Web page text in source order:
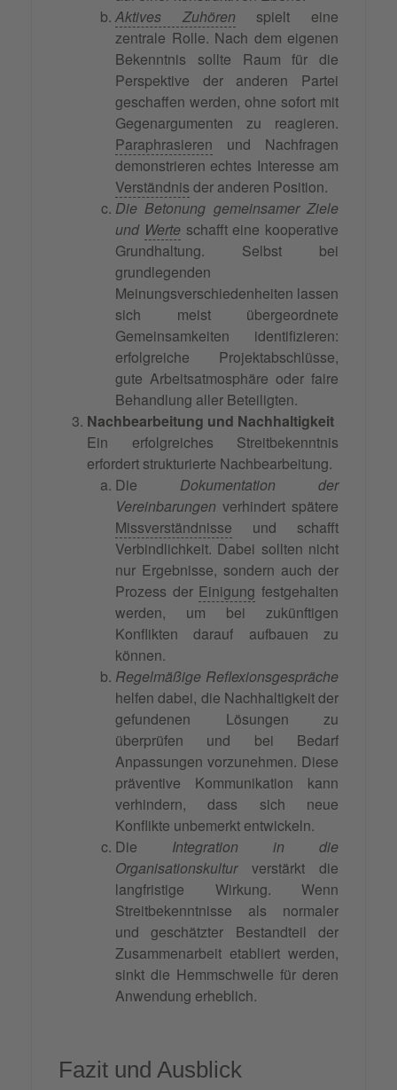
Aktives Zuhören spielt eine
zentrale Rolle. Nach dem eigenen
Bekenntnis sollte Raum für die
Perspektive der anderen Partei
geschaffen werden, ohne sofort mit
Gegenargumenten zu reagieren.
Paraphrasieren und Nachfragen
demonstrieren echtes Interesse am
Verständnis der anderen Position.
Die Betonung gemeinsamer Ziele
und Werteschafft eine kooperative
Grundhaltung. Selbst bei
grundlegenden
Meinungsverschiedenheiten lassen
sich meist übergeordnete
Gemeinsamkeiten identifizieren:
erfolgreiche Projektabschlüsse,
gute Arbeitsatmosphäre oder faire
Behandlung aller Beteiligten.
Nachbearbeitung und Nachhaltigkeit
Ein erfolgreiches Streitbekenntnis
erfordert strukturierte Nachbearbeitung.
Die Dokumentation der
Vereinbarungen verhindert spätere
Missverständnisse und schafft
Verbindlichkeit. Dabei sollten nicht
nur Ergebnisse, sondern auch der
Prozess der Einigung festgehalten
werden, um bei zukünftigen
Konflikten darauf aufbauen zu
können.
Regelmäßige Reflexionsgespräche
helfen dabei, die Nachhaltigkeit der
gefundenen Lösungen zu
überprüfen und bei Bedarf
Anpassungen vorzunehmen. Diese
präventive Kommunikation kann
verhindern, dass sich neue
Konflikte unbemerkt entwickeln.
Die Integration in die
Organisationskulturverstärkt die
langfristige Wirkung. Wenn
Streitbekenntnisse als normaler
und geschätzter Bestandteil der
Zusammenarbeit etabliert werden,
sinkt die Hemmschwelle für deren
Anwendung erheblich.
Fazit und Ausblick